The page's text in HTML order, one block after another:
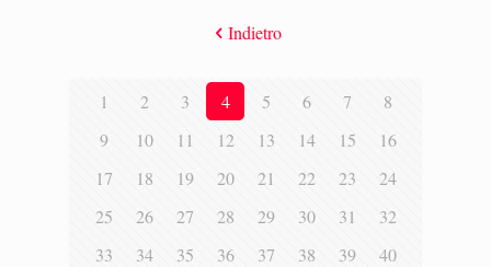
Indietro
1 2 3 4 5 6 7
8
9
10 11 12 13 14 15
16
17
18 19 20 21 22 23
24
25
26 27 28 29 30 31
32
33
34 35 36 37 38 39
40